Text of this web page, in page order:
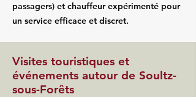
passagers) et chauffeur expérimenté pour
un service efficace et discret.
Visites touristiques et
événements autour de Soultz-
sous-Forêts